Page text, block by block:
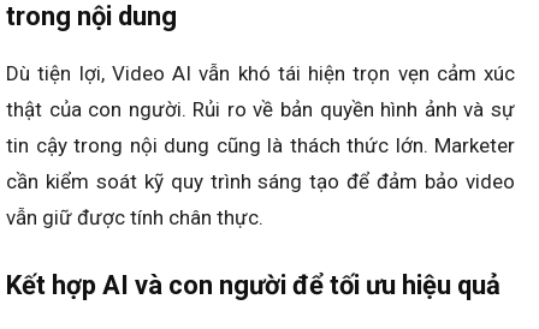
trong nội dung
Dù tiện lợi, Video AI vẫn khó tái hiện trọn vẹn cảm xúc
thật của con người. Rủi ro về bản quyền hình ảnh và sự
tin cậy trong nội dung cũng là thách thức lớn. Marketer
cần kiểm soát kỹ quy trình sáng tạo để đảm bảo video
vẫn giữ được tính chân thực.
Kết hợp AI và con người để tối ưu hiệu quả